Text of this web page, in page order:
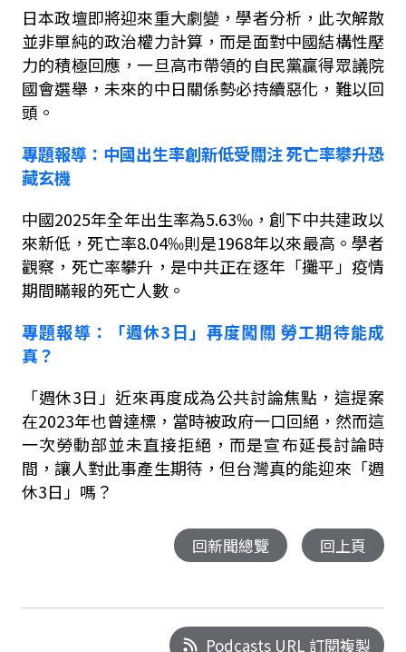
日本政壇即將迎來重大劇變，學者分析，此次解散
並非單純的政治權力計算，而是面對中國結構性壓
力的積極回應，一旦高市帶領的自民黨贏得眾議院
國會選舉，未來的中日關係勢必持續惡化，難以回
頭。
專題報導：中國出生率創新低受關注死亡率攀升恐
藏玄機
中國2025年全年出生率為5.63‰，創下中共建政以
來新低，死亡率8.04‰則是1968年以來最高。學者
觀察，死亡率攀升，是中共正在逐年「攤平」疫情
期間瞞報的死亡人數。
專題報導：
「週休3日」再度闖關 勞工期待能成
真？
「週休3日」近來再度成為公共討論焦點，這提案
在2023年也曾達標，當時被政府一口回絕，然而這
一次勞動部並未直接拒絕，而是宣布延長討論時
間，讓人對此事產生期待，但台灣真的能迎來「週
休3日」嗎？
回新聞總覽 回上頁
Podcasts URL 訂閱複製